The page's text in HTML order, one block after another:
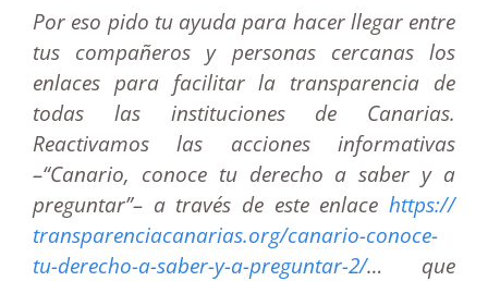
Por eso pido tu ayuda para hacer llegar entre
tus compañeros y personas cercanas los
enlaces para facilitar la transparencia de
todas las instituciones de Canarias.
Reactivamos las acciones informativas
–“Canario, conoce tu derecho a saber y a
preguntar”– a través de este enlace https://
transparenciacanarias.org/canario-conoce-
tu-derecho-a-saber-y-a-preguntar-2/… que